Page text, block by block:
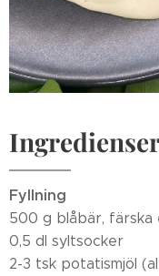
Fyllning
500 g blåbär, färska
0,5 dl syltsocker
2-3 tsk potatismjöl